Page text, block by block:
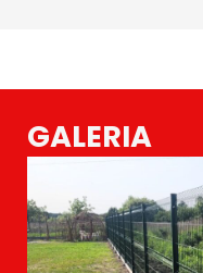
GALERIA